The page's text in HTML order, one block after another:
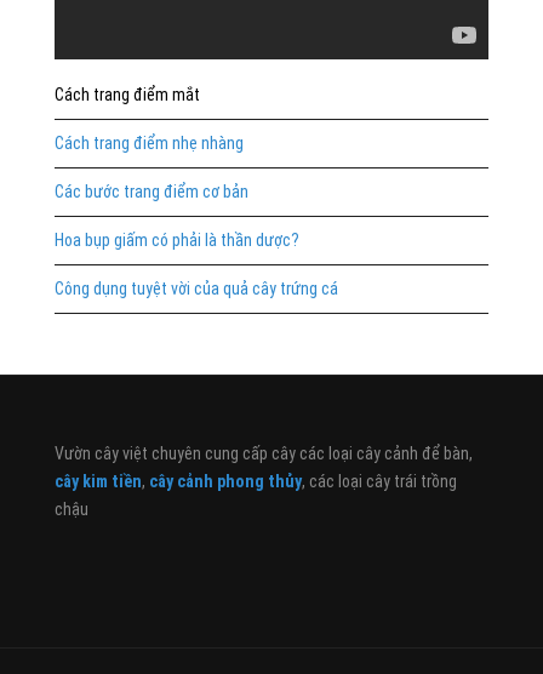
Cách trang điểm mắt
Cách trang điểm nhẹ nhàng
Các bước trang điểm cơ bản
Hoa bụp giấm có phải là thần dược?
Công dụng tuyệt vời của quả cây trứng cá
Vườn cây việt chuyên cung cấp cây các loại cây cảnh để bàn,
cây kim tiền, cây cảnh phong thủy, các loại cây trái trồng
chậu